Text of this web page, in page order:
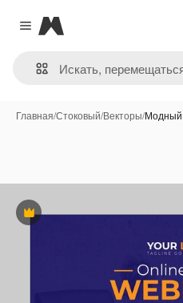
Close menu
Magnific
Главная/Стоковый/Векторы/Модный
Премиум